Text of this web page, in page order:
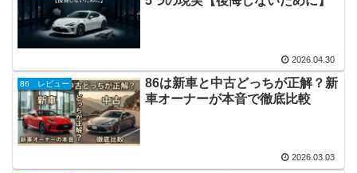
2026.04.30
86 レビュー
86は新車と中古どっちが正解？新
車オーナーが本音で徹底比較
2026.03.03